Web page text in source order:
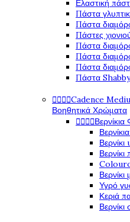
Ελαστική
Πάστα
Πάστα
Πάστες
Πάστα
Πάστα
Πάστα
Πάστα
Cadence
Βοηθητικά Χρώματα
Βερνίκια
Υγρό
Κεριά
Βερνίκι